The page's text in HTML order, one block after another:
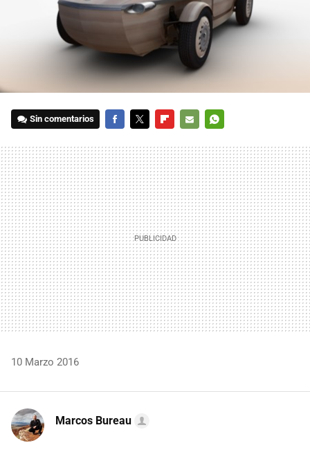
Sin comentarios
MAIL
10 Marzo 2016
Marcos Bureau